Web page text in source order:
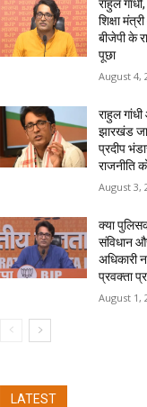
राहुल
शिक्षा
बीजेपी के
पूछा
August 4,
राहुल
झारखंड जा
प्रदीप
राजनीति
August 3,
क्या
संविधान
अधिकारी
प्रवक्ता
August 1,
LATEST